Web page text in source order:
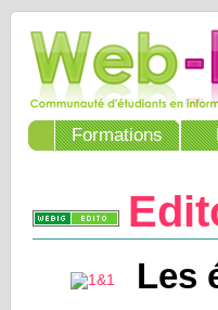
Formations
Les